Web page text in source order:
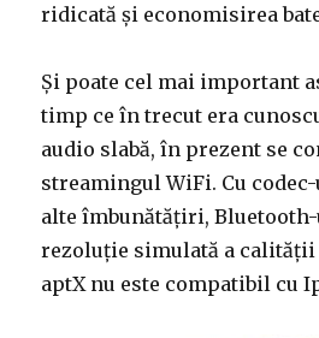
ridicată și economisirea
Și poate cel mai important
timp ce în trecut era
audio slabă, în prezent se
streamingul WiFi. Cu
alte îmbunătățiri,
rezoluție simulată a calității
aptX nu este compatibil cu